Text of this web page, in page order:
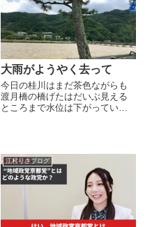
大雨がようやく去って
今日の桂川はまだ茶色ながらも
渡月橋の橋げたはだいぶ見える
ところまで水位は下がっていま
います。 ５年前の台風18号を経
て、桂川の河道掘削や下水道菅
に雨水...
江村りさブログ